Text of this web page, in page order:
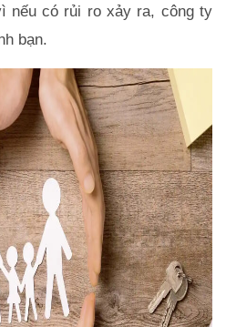
nếu có rủi ro xảy ra, công ty
bạn.